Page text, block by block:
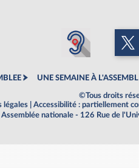
UNE SEMAINE À
©Tous droits
légales
Accessibilité : partiellement
Assemblée nationale - 126 Rue de